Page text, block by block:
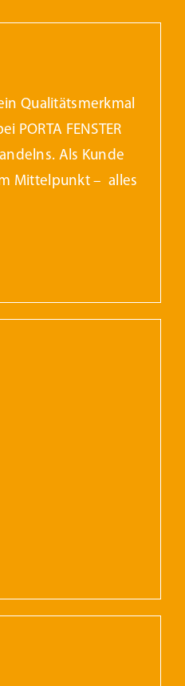
Qualitätsmerkmal
PORTA FENSTER
Als Kunde
Mittelpunkt – alles